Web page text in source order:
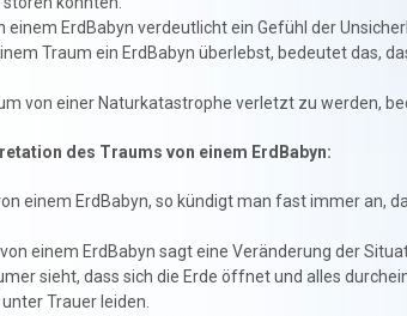
einem ErdBabyn verdeutlicht ein Gefühl der
Traum ein ErdBabyn überlebst, bedeutet das,
von einer Naturkatastrophe verletzt zu werden,
des Traums von einem ErdBabyn:
einem ErdBabyn, so kündigt man fast immer an,
einem ErdBabyn sagt eine Veränderung der
sieht, dass sich die Erde öffnet und alles
Trauer leiden.